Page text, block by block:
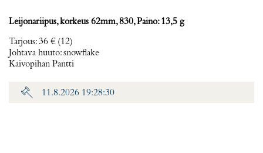
Leijonariipus, korkeus 62mm, 830, Paino: 13,5 g
Tarjous:36 € (12)
Johtava huuto:snowflake
Kaivopihan Pantti
11.8.2026 19:28:30